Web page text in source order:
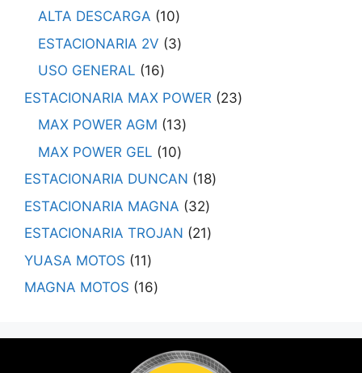
ALTA DESCARGA
10
ESTACIONARIA 2V
3
USO GENERAL
16
ESTACIONARIA MAX POWER
23
MAX POWER AGM
13
MAX POWER GEL
10
ESTACIONARIA DUNCAN
18
ESTACIONARIA MAGNA
32
ESTACIONARIA TROJAN
21
YUASA MOTOS
11
MAGNA MOTOS
16